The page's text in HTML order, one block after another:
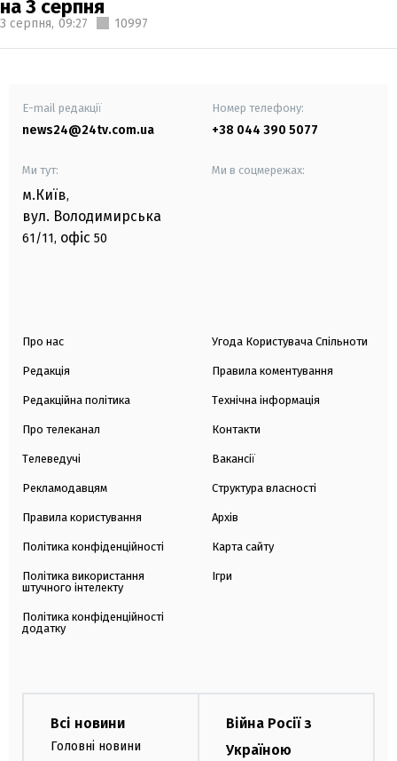
на 3 серпня
3 серпня, 09:27 10997
E-mail редакції
news24@24tv.com.ua
Номер телефону:
+38 044 390 5077
Ми тут:
м.Київ,
вул. Володимирська
61/11, офіс 50
Ми в соцмережах:
Про нас
Редакція
Редакційна політика
Про телеканал
Телеведучі
Рекламодавцям
Правила користування
Політика конфіденційності
Політика використання
штучного інтелекту
Політика конфіденційності
додатку
Угода Користувача Спільноти
Правила коментування
Технічна інформація
Контакти
Вакансії
Структура власності
Архів
Карта сайту
Ігри
Всі новини
Головні новини
Війна Росії з
Україною